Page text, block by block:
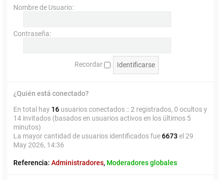
Nombre de Usuario:
Contraseña:
Recordar
¿Quién está conectado?
En total hay 16 usuarios conectados :: 2 registrados, 0 ocultos y
14 invitados (basados en usuarios activos en los últimos 5
minutos)
La mayor cantidad de usuarios identificados fue6673 el 29
May 2026, 14:36
Referencia: Administradores, Moderadores globales